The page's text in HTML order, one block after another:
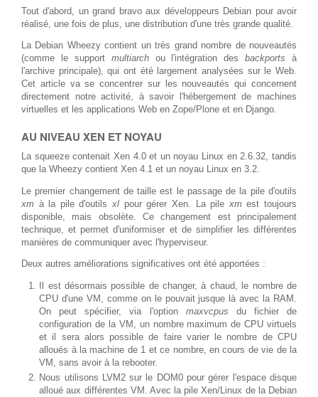
Tout d'abord, un grand bravo aux développeurs Debian pour avoir
réalisé, une fois de plus, une distribution d'une très grande qualité.
La Debian Wheezy contient un très grand nombre de nouveautés
(comme le support multiarchou l'intégration desbackports à
l'archive principale), qui ont été largement analysées sur le Web.
Cet article va se concentrer sur les nouveautés qui concernent
directement notre activité, à savoir l'hébergement de machines
virtuelles et les applications Web en Zope/Plone et en Django.
AU NIVEAU XEN ET NOYAU
La squeeze contenait Xen 4.0 et un noyau Linux en 2.6.32, tandis
que la Wheezy contient Xen 4.1 et un noyau Linux en 3.2.
Le premier changement de taille est le passage de la pile d'outils
xm à la pile d'outilsxl pour gérer Xen. La pile xmest toujours
disponible, mais obsolète. Ce changement est principalement
technique, et permet d'uniformiser et de simplifier les différentes
manières de communiquer avec l'hyperviseur.
Deux autres améliorations significatives ont été apportées :
Il est désormais possible de changer, à chaud, le nombre de
CPU d'une VM, comme on le pouvait jusque là avec la RAM.
On peut spécifier, via l'option maxvcpus du fichier de
configuration de la VM, un nombre maximum de CPU virtuels
et il sera alors possible de faire varier le nombre de CPU
alloués à la machine de 1 et ce nombre, en cours de vie de la
VM, sans avoir à la rebooter.
Nous utilisons LVM2 sur le DOM0 pour gérer l'espace disque
alloué aux différentes VM. Avec la pile Xen/Linux de la Debian